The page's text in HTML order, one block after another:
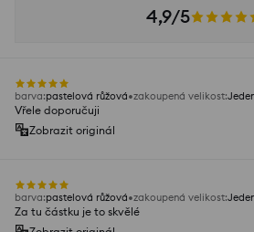
4,9/5
barva:pastelová růžová zakoupená velikost:
Vřele doporučuji
Zobrazit originál
barva:pastelová růžová zakoupená velikost:
Za tu částku je to skvělé